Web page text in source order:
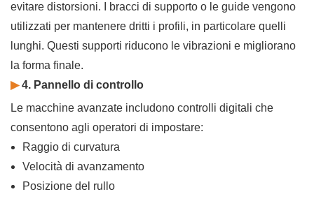
evitare distorsioni. I bracci di supporto o le guide vengono
utilizzati per mantenere dritti i profili, in particolare quelli
lunghi. Questi supporti riducono le vibrazioni e migliorano
la forma finale.
▶4. Pannello di controllo
Le macchine avanzate includono controlli digitali che
consentono agli operatori di impostare:
Raggio di curvatura
Velocità di avanzamento
Posizione del rullo